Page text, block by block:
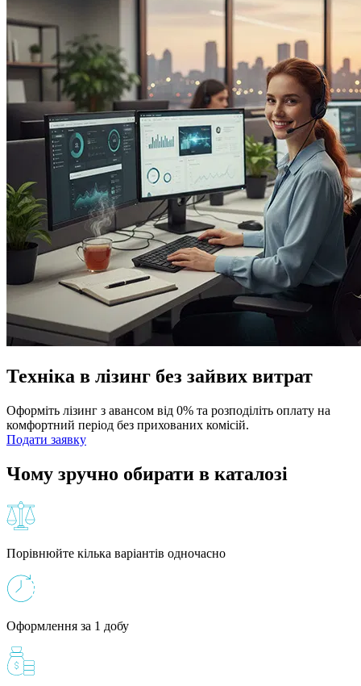
Техніка в лізинг без зайвих витрат
Оформіть лізинг з авансом від 0% та розподіліть оплату на
комфортний період без прихованих комісій.
Подати заявку
Чому зручно обирати в каталозі
Порівнюйте кілька варіантів одночасно
Оформлення за 1 добу